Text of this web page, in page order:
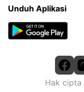
Unduh Aplikasi
Hak cipta